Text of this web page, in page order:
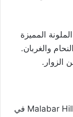
المميزة
والغربان.
الزوار.
تقع الحدائق المعلقة على تل في منطقة Malabar Hill في